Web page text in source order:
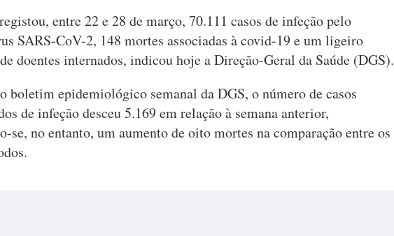
entre 22 e 28 de março, 70.111 casos de infeção pelo
SARS-CoV-2, 148 mortes associadas à covid-19 e um ligeiro
doentes internados, indicou hoje a Direção-Geral da Saúde (DGS).
boletim epidemiológico semanal da DGS, o número de casos
de infeção desceu 5.169 em relação à semana anterior,
se, no entanto, um aumento de oito mortes na comparação entre os